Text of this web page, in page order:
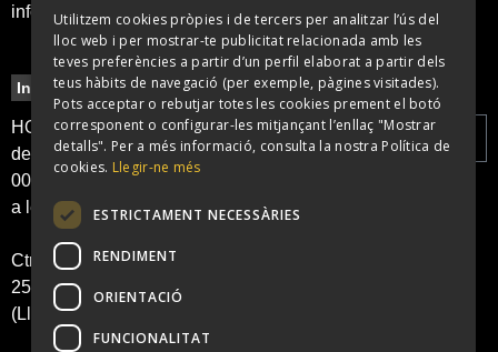
info@bigbendisco.com
Informació
HORARI: obertura
de portes a les
00:00 h i tancament
a les 6:00 h
Ctra. N II, KM 486.
25241 Golmés
(Lleida)
Legal
Política de
cookies
privacitat
Newsletter
SPANISH
CATALAN
Utilitzem cookies pròpies i de tercers per analitzar l’ús del
lloc web i per mostrar-te publicitat relacionada amb les
teves preferències a partir d’un perfil elaborat a partir dels
teus hàbits de navegació (per exemple, pàgines visitades).
Pots acceptar o rebutjar totes les cookies prement el botó
corresponent o configurar-les mitjançant l’enllaç "Mostrar
detalls". Per a més informació, consulta la nostra Política de
cookies. Llegir-ne més
ESTRICTAMENT NECESSÀRIES
RENDIMENT
ORIENTACIÓ
FUNCIONALITAT